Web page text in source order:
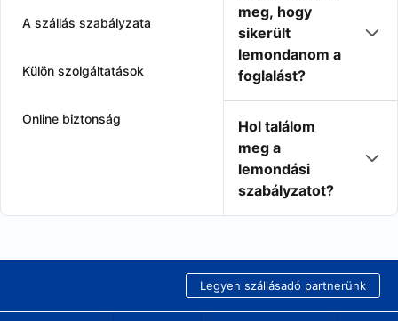
A szállás szabályzata
Külön szolgáltatások
Online biztonság
meg, hogy
sikerült
lemondanom a
foglalást?
Hol találom
meg a
lemondási
szabályzatot?
Legyen szállásadó partnerünk